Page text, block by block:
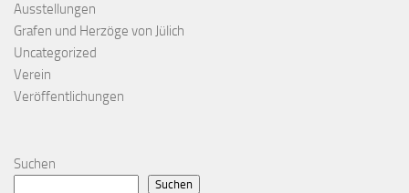
Ausstellungen
Grafen und Herzöge von Jülich
Uncategorized
Verein
Veröffentlichungen
Suchen
Suchen